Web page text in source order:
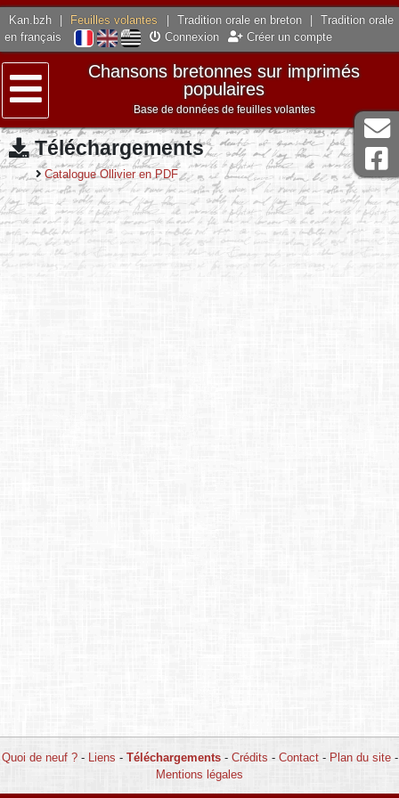
Kan.bzh Feuilles volantes Tradition orale en breton
Tradition orale
en français
Connexion Créer un compte
Menu
Chansons bretonnes sur imprimés
populaires
Base de données de feuilles volantes
Téléchargements
Catalogue Ollivier en PDF
Quoi de neuf ?- Liens - Téléchargements- Crédits - Contact- Plan du site-
Mentions légales